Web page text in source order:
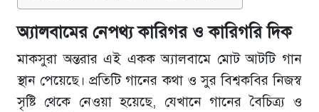
অ্যালবামের নেপথ্য কারিগর ও কারিগরি দিক
মাকসুরা অন্তরার এই একক অ্যালবামে মোট আটটি গান
স্থান পেয়েছে। প্রতিটি গানের কথা ও সুর বিশ্বকবির নিজস্ব
সৃষ্টি থেকে নেওয়া হয়েছে, যেখানে গানের বৈচিত্র্য ও